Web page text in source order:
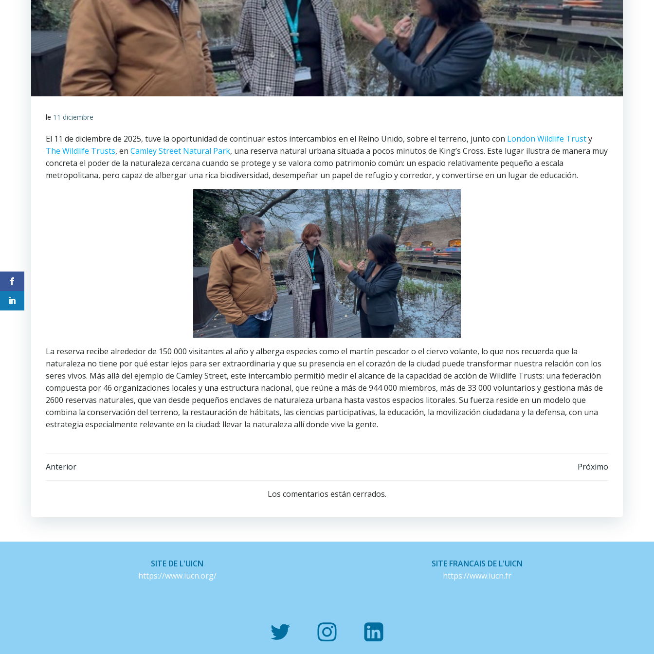
le 11 diciembre
El 11 de diciembre de 2025, tuve la oportunidad de continuar estos intercambios en el Reino Unido, sobre el terreno, junto con London Wildlife Trusty
The Wildlife Trusts, en Camley Street Natural Park, una reserva natural urbana situada a pocos minutos de King’s Cross. Este lugar ilustra de manera muy
concreta el poder de la naturaleza cercana cuando se protege y se valora como patrimonio común: un espacio relativamente pequeño a escala
metropolitana, pero capaz de albergar una rica biodiversidad, desempeñar un papel de refugio y corredor, y convertirse en un lugar de educación.
La reserva recibe alrededor de 150 000 visitantes al año y alberga especies como el martín pescador o el ciervo volante, lo que nos recuerda que la
naturaleza no tiene por qué estar lejos para ser extraordinaria y que su presencia en el corazón de la ciudad puede transformar nuestra relación con los
seres vivos. Más allá del ejemplo de Camley Street, este intercambio permitió medir el alcance de la capacidad de acción de Wildlife Trusts: una federación
compuesta por 46 organizaciones locales y una estructura nacional, que reúne a más de 944 000 miembros, más de 33 000 voluntarios y gestiona más de
2600 reservas naturales, que van desde pequeños enclaves de naturaleza urbana hasta vastos espacios litorales. Su fuerza reside en un modelo que
combina la conservación del terreno, la restauración de hábitats, las ciencias participativas, la educación, la movilización ciudadana y la defensa, con una
estrategia especialmente relevante en la ciudad: llevar la naturaleza allí donde vive la gente.
Navegación
entradas
Anterior
de
entradas
Próximo
Los comentarios están cerrados.
SITE DE L'UICN
https://www.iucn.org/
SITE FRANCAIS DE L'UICN
https://www.iucn.fr